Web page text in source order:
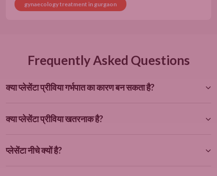
gynaecology treatment in gurgaon
Frequently Asked Questions
क्या प्लेसेंटा प्रीविया गर्भपात का कारण बन सकता है?
क्या प्लेसेंटा प्रीविया खतरनाक है?
प्लेसेंटा नीचे क्यों है?